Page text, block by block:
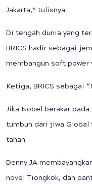
Jakarta,” tulisnya.
Di tengah dunia yang
BRICS hadir sebagai
membangun soft power
Ketiga, BRICS sebagai
Jika Nobel berakar pada
tumbuh dari jiwa Global
tahan.
Denny JA
novel Tiongkok, dan